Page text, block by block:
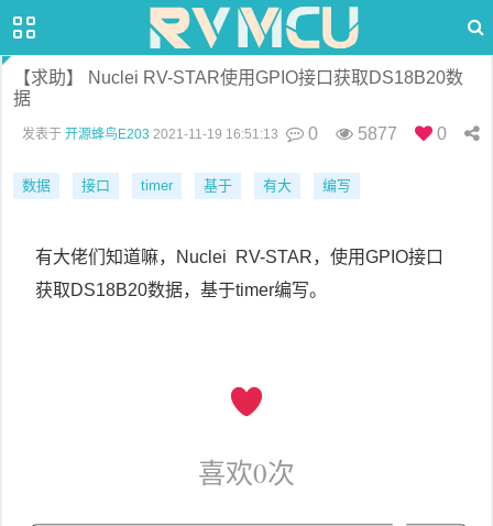
【求助】 Nuclei RV-STAR使用GPIO接口获取DS18B20数
据
发表于 开源蜂鸟E203 2021-11-19 16:51:13 0 5877 0
数据 接口 timer 基于 有大 编写
有大佬们知道嘛，Nuclei RV-STAR，使用GPIO接口
获取DS18B20数据，基于timer编写。
喜欢0次